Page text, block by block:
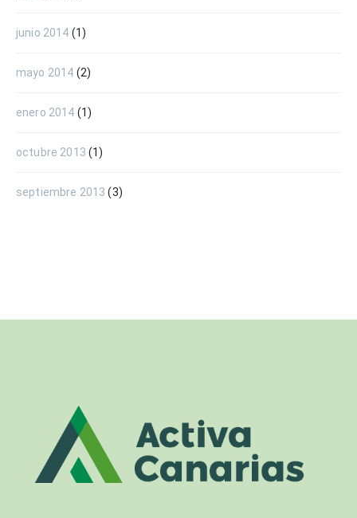
junio 2014 (1)
mayo 2014 (2)
enero 2014 (1)
octubre 2013 (1)
septiembre 2013 (3)